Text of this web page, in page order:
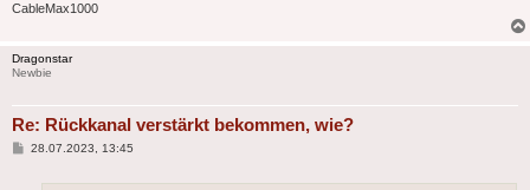
CableMax1000
Dragonstar
Newbie
Re: Rückkanal verstärkt bekommen, wie?
Beitrag
28.07.2023, 13:45